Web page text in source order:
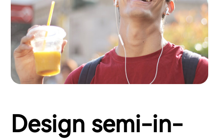
Design semi-in-